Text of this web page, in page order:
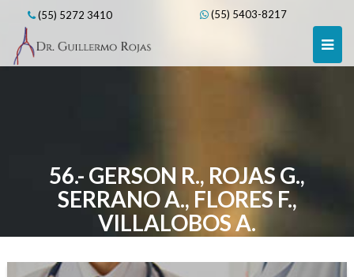
content
(55) 5272 3410 (55) 5403-8217
56.- GERSON R., ROJAS G.,
SERRANO A., FLORES F.,
VILLALOBOS A.